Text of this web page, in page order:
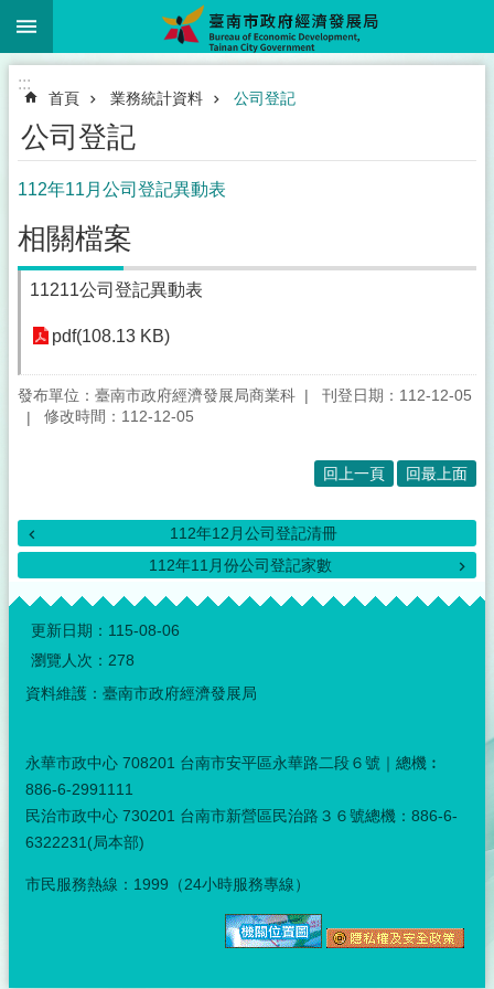
跳到主要內容區塊
:::
首頁 業務統計資料 公司登記
公司登記
112年11月公司登記異動表
相關檔案
11211公司登記異動表
pdf(108.13 KB)
發布單位：臺南市政府經濟發展局商業科
刊登日期：112-12-05
修改時間：112-12-05
回上一頁 回最上面
112年12月公司登記清冊
112年11月份公司登記家數
:::
更新日期： 115-08-06
瀏覽人次： 278
資料維護：臺南市政府經濟發展局
永華市政中心 708201 台南市安平區永華路二段６號｜總機︰
886-6-2991111
民治市政中心 730201 台南市新營區民治路３６號總機：886-6-
6322231(局本部)
市民服務熱線：1999（24小時服務專線）